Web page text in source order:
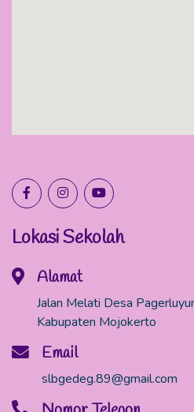
Lokasi Sekolah
Alamat
Jalan Melati Desa
Kabupaten Mojokerto
Email
slbgedeg.89@gmail.com